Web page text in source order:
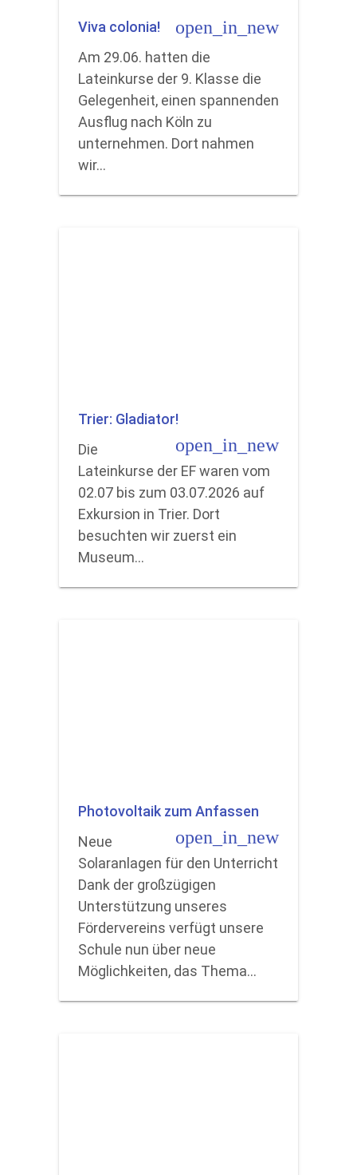
Viva colonia! open_in_new
Am 29.06. hatten die
Lateinkurse der 9. Klasse die
Gelegenheit, einen spannenden
Ausflug nach Köln zu
unternehmen. Dort nahmen
wir…
Trier: Gladiator!
open_in_new
Die
Lateinkurse der EF waren vom
02.07 bis zum 03.07.2026 auf
Exkursion in Trier. Dort
besuchten wir zuerst ein
Museum…
Photovoltaik zum Anfassen
open_in_new
Neue
Solaranlagen für den Unterricht
Dank der großzügigen
Unterstützung unseres
Fördervereins verfügt unsere
Schule nun über neue
Möglichkeiten, das Thema…